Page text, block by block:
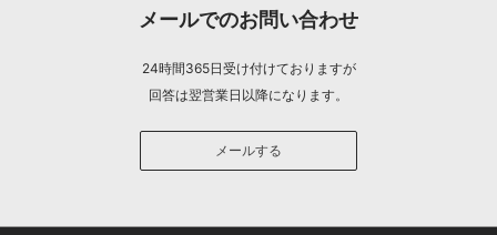
メールでのお問い合わせ
24時間365日受け付けておりますが
回答は翌営業日以降になります。
メールする